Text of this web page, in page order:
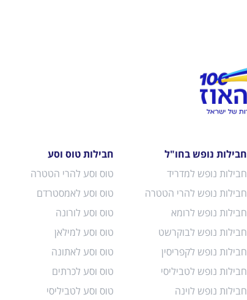
חבילות נופש בחו"ל
חבילות נופש למדריד
חבילות נופש להרי הטטרה
חבילות נופש לרומא
חבילות נופש לבוקרשט
חבילות נופש לקפריסין
חבילות נופש לטביליסי
חבילות נופש לוינה
חבילות טוס וסע
טוס וסע להרי הטטרה
טוס וסע לאמסטרדם
טוס וסע לורונה
טוס וסע למילאן
טוס וסע לאתונה
טוס וסע לכרתים
טוס וסע לטביליסי